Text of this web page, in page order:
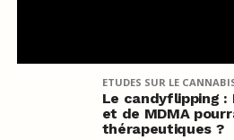
ETUDES SUR LE
Le candyflipping :
et de MDMA
thérapeutiques ?